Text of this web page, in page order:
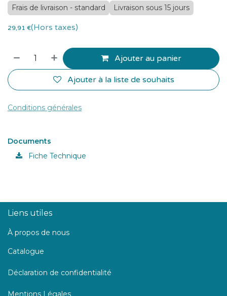
Frais de livraison - standard Livraison sous 15 jours
29,91 €(Hors taxes)
Ajouter au panier
Ajouter à la liste de souhaits
Conditions générales
Documents
Fiche Technique
Liens utiles
À propos de nous
Catalogue
Déclaration de confidentialité
Mentions Légales